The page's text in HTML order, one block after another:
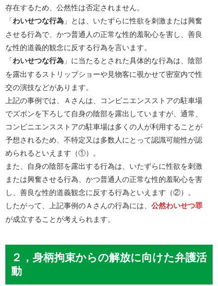
存在するため、公然性は否定されません。
「わいせつな行為 」とは、いたずらに性欲を刺激または興奮
させる行為で、かつ普通人の正常な性的羞恥心を害し、善良
な性的道義的観念に反する行為を言います。
「わいせつな行為 」に当たるとされた具体的な行為は、陰部
を露出するストリップショーや見物客に覗かせて密室内で性
交の演技などがあります。
上記の事例では、Ａさんは、コンビニエンスストアの駐車場
でズボンを下ろして自身の陰部を露出していますが、通常、
コンビニエンスストアの駐車場は多くの人が利用することが
予想されるため、不特定又は多数人にとって認識可能性が認
められるといえます（①）。
また、自身の陰部を露出する行為は、いたずらに性欲を刺激
または興奮させる行為、かつ普通人の正常な性的羞恥心を害
し、善良な性的道義観念に反する行為といえます（②）。
したがって、上記事例のＡさんの行為には、公然わいせつ罪
が成立することが考えられます。
２，身柄拘束からの解放に向けた弁護活
動